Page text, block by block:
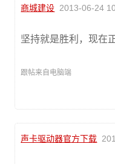
商城建设 2013-06-24
坚持就是胜利，现在
跟帖来自电脑端
声卡驱动器官方下载